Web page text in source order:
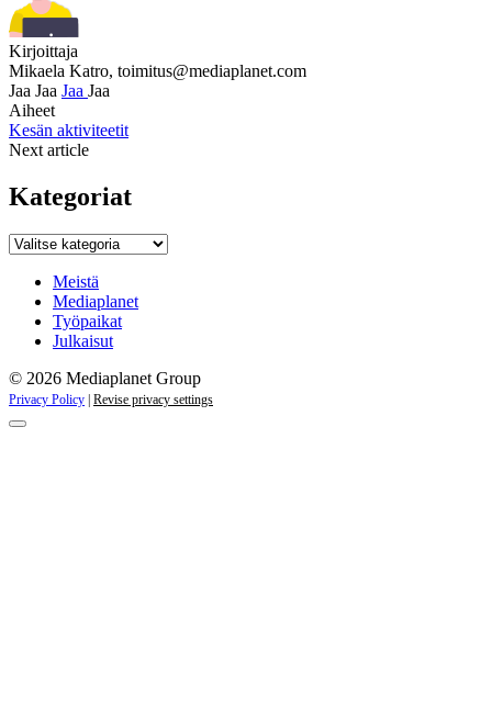
Kirjoittaja
Mikaela Katro, toimitus@mediaplanet.com
Jaa Jaa Jaa Jaa
Aiheet
Kesän aktiviteetit
Next article
Kategoriat
Kategoriat
Meistä
Mediaplanet
Työpaikat
Julkaisut
© 2026 Mediaplanet Group
Privacy Policy Revise privacy settings